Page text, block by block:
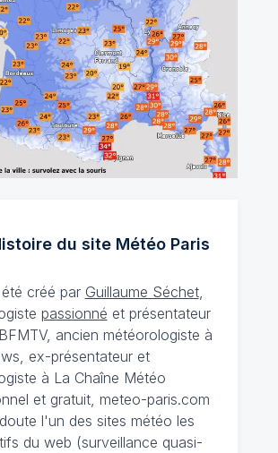
du site MétéoParis
créé par Guillaume Séchet,
passionné et présentateur
ancien météorologiste à
ex-présentateur et
à La Chaîne Météo
et gratuit, meteo-paris.com
l'un des sites météo les
du web (surveillance quasi-